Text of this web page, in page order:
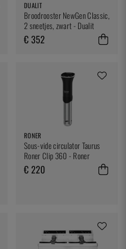
DUALIT
Broodrooster NewGen Classic,
2 sneetjes, zwart - Dualit
€ 352
RONER
Sous-vide circulator Taurus
Roner Clip 360 - Roner
€ 220